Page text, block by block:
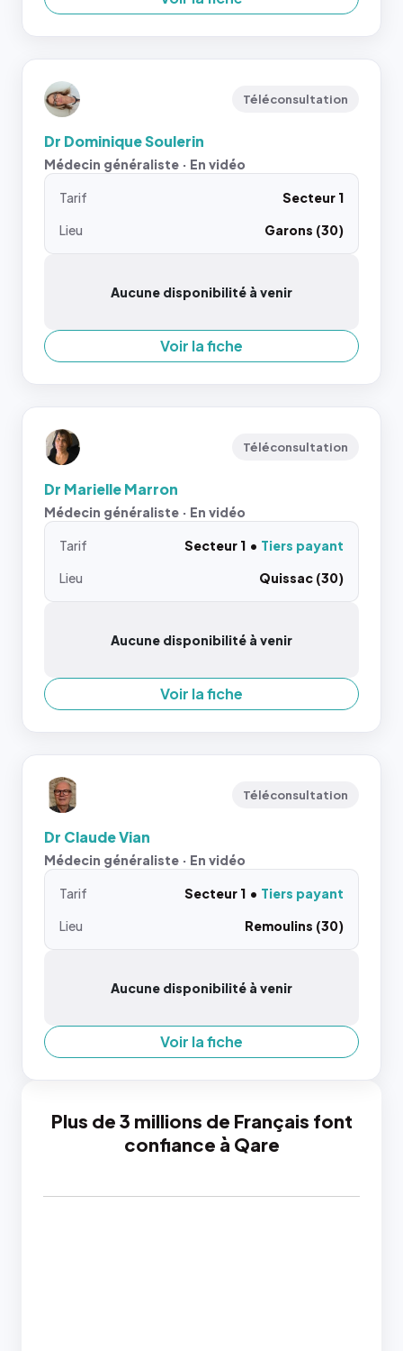
Téléconsultation
Dr Dominique Soulerin
Médecin généraliste · En vidéo
Tarif
Secteur 1
Lieu
Garons (30)
Aucune disponibilité à venir
Voir la fiche
Téléconsultation
Dr Marielle Marron
Médecin généraliste · En vidéo
Tarif Secteur 1
Tiers payant
Lieu
Quissac (30)
Aucune disponibilité à venir
Voir la fiche
Téléconsultation
Dr Claude Vian
Médecin généraliste · En vidéo
Tarif Secteur 1
Tiers payant
Lieu
Remoulins (30)
Aucune disponibilité à venir
Voir la fiche
Plus de 3 millions de Français font
confiance à Qare